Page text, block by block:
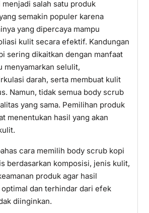
salah satu produk
semakin populer karena
yang dipercaya mampu
kulit secara efektif. Kandungan
sering dikaitkan dengan manfaat
menyamarkan selulit,
darah, serta membuat kulit
Namun, tidak semua body scrub
yang sama. Pemilihan produk
menentukan hasil yang akan
cara memilih body scrub kopi
berdasarkan komposisi, jenis kulit,
produk agar hasil
dan terhindar dari efek
diinginkan.